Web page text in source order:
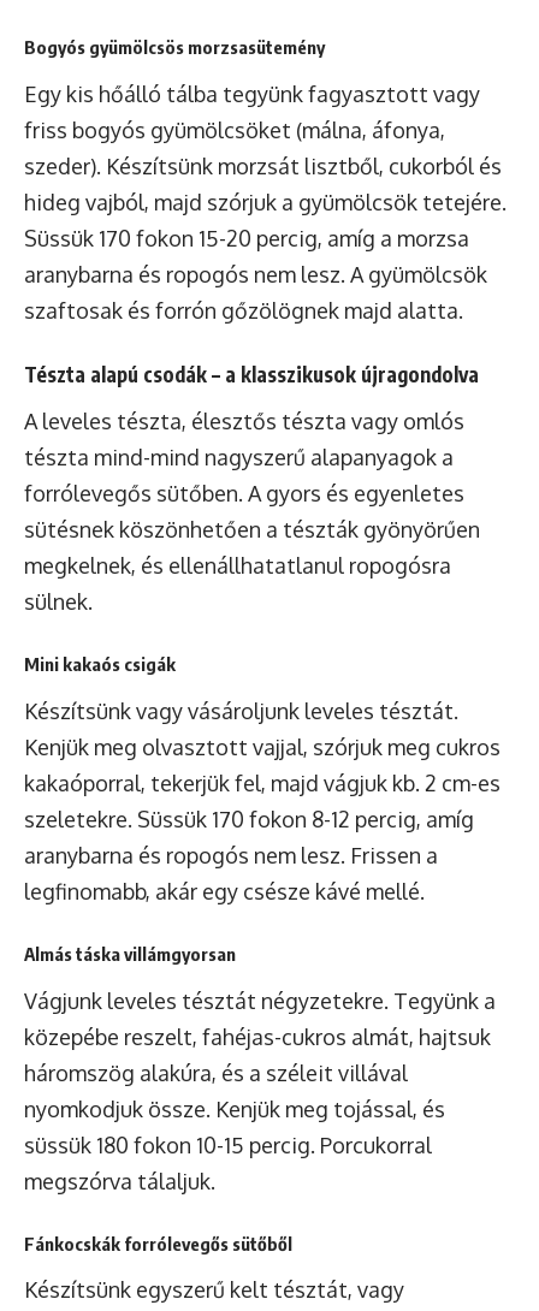
Bogyós gyümölcsös morzsasütemény
Egy kis hőálló tálba tegyünk fagyasztott vagy
friss bogyós gyümölcsöket (málna, áfonya,
szeder). Készítsünk morzsát lisztből, cukorból és
hideg vajból, majd szórjuk a gyümölcsök tetejére.
Süssük 170 fokon 15-20 percig, amíg a morzsa
aranybarna és ropogós nem lesz. A gyümölcsök
szaftosak és forrón gőzölögnek majd alatta.
Tészta alapú csodák – a klasszikusok újragondolva
A leveles tészta, élesztős tészta vagy omlós
tészta mind-mind nagyszerű alapanyagok a
forrólevegős sütőben. A gyors és egyenletes
sütésnek köszönhetően a tészták gyönyörűen
megkelnek, és ellenállhatatlanul ropogósra
sülnek.
Mini kakaós csigák
Készítsünk vagy vásároljunk leveles tésztát.
Kenjük meg olvasztott vajjal, szórjuk meg cukros
kakaóporral, tekerjük fel, majd vágjuk kb. 2 cm-es
szeletekre. Süssük 170 fokon 8-12 percig, amíg
aranybarna és ropogós nem lesz. Frissen a
legfinomabb, akár egy csésze kávé mellé.
Almás táska villámgyorsan
Vágjunk leveles tésztát négyzetekre. Tegyünk a
közepébe reszelt, fahéjas-cukros almát, hajtsuk
háromszög alakúra, és a széleit villával
nyomkodjuk össze. Kenjük meg tojással, és
süssük 180 fokon 10-15 percig. Porcukorral
megszórva tálaljuk.
Fánkocskák forrólevegős sütőből
Készítsünk egyszerű kelt tésztát, vagy